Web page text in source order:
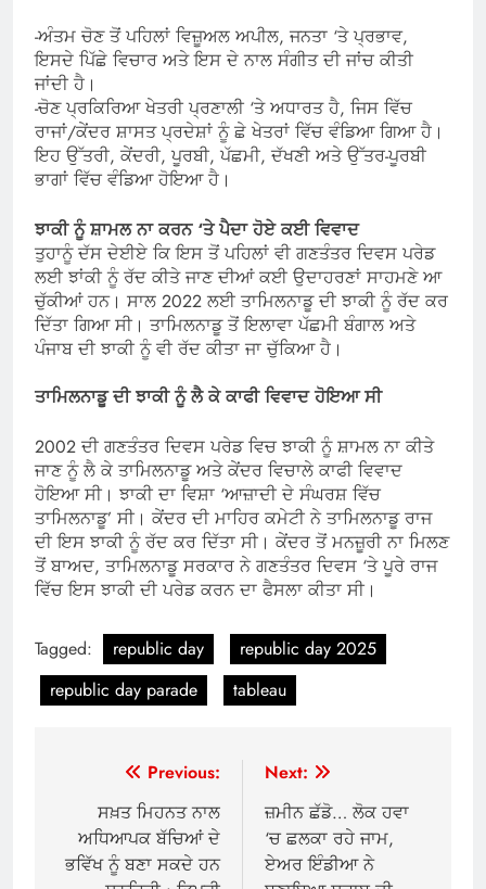
-ਅੰਤਮ ਚੋਣ ਤੋਂ ਪਹਿਲਾਂ ਵਿਜ਼ੂਅਲ ਅਪੀਲ, ਜਨਤਾ ‘ਤੇ ਪ੍ਰਭਾਵ,
ਇਸਦੇ ਪਿੱਛੇ ਵਿਚਾਰ ਅਤੇ ਇਸ ਦੇ ਨਾਲ ਸੰਗੀਤ ਦੀ ਜਾਂਚ ਕੀਤੀ
ਜਾਂਦੀ ਹੈ।
-ਚੋਣ ਪ੍ਰਕਿਰਿਆ ਖੇਤਰੀ ਪ੍ਰਣਾਲੀ ‘ਤੇ ਅਧਾਰਤ ਹੈ, ਜਿਸ ਵਿੱਚ
ਰਾਜਾਂ/ਕੇਂਦਰ ਸ਼ਾਸਤ ਪ੍ਰਦੇਸ਼ਾਂ ਨੂੰ ਛੇ ਖੇਤਰਾਂ ਵਿੱਚ ਵੰਡਿਆ ਗਿਆ ਹੈ।
ਇਹ ਉੱਤਰੀ, ਕੇਂਦਰੀ, ਪੂਰਬੀ, ਪੱਛਮੀ, ਦੱਖਣੀ ਅਤੇ ਉੱਤਰ-ਪੂਰਬੀ
ਭਾਗਾਂ ਵਿੱਚ ਵੰਡਿਆ ਹੋਇਆ ਹੈ।
ਝਾਕੀ ਨੂੰ ਸ਼ਾਮਲ ਨਾ ਕਰਨ ‘ਤੇ ਪੈਦਾ ਹੋਏ ਕਈ ਵਿਵਾਦ
ਤੁਹਾਨੂੰ ਦੱਸ ਦੇਈਏ ਕਿ ਇਸ ਤੋਂ ਪਹਿਲਾਂ ਵੀ ਗਣਤੰਤਰ ਦਿਵਸ ਪਰੇਡ
ਲਈ ਝਾਂਕੀ ਨੂੰ ਰੱਦ ਕੀਤੇ ਜਾਣ ਦੀਆਂ ਕਈ ਉਦਾਹਰਣਾਂ ਸਾਹਮਣੇ ਆ
ਚੁੱਕੀਆਂ ਹਨ। ਸਾਲ 2022 ਲਈ ਤਾਮਿਲਨਾਡੂ ਦੀ ਝਾਕੀ ਨੂੰ ਰੱਦ ਕਰ
ਦਿੱਤਾ ਗਿਆ ਸੀ। ਤਾਮਿਲਨਾਡੂ ਤੋਂ ਇਲਾਵਾ ਪੱਛਮੀ ਬੰਗਾਲ ਅਤੇ
ਪੰਜਾਬ ਦੀ ਝਾਕੀ ਨੂੰ ਵੀ ਰੱਦ ਕੀਤਾ ਜਾ ਚੁੱਕਿਆ ਹੈ।
ਤਾਮਿਲਨਾਡੂ ਦੀ ਝਾਕੀ ਨੂੰ ਲੈ ਕੇ ਕਾਫੀ ਵਿਵਾਦ ਹੋਇਆ ਸੀ
2002 ਦੀ ਗਣਤੰਤਰ ਦਿਵਸ ਪਰੇਡ ਵਿਚ ਝਾਕੀ ਨੂੰ ਸ਼ਾਮਲ ਨਾ ਕੀਤੇ
ਜਾਣ ਨੂੰ ਲੈ ਕੇ ਤਾਮਿਲਨਾਡੂ ਅਤੇ ਕੇਂਦਰ ਵਿਚਾਲੇ ਕਾਫੀ ਵਿਵਾਦ
ਹੋਇਆ ਸੀ। ਝਾਕੀ ਦਾ ਵਿਸ਼ਾ ‘ਆਜ਼ਾਦੀ ਦੇ ਸੰਘਰਸ਼ ਵਿੱਚ
ਤਾਮਿਲਨਾਡੂ’ ਸੀ। ਕੇਂਦਰ ਦੀ ਮਾਹਿਰ ਕਮੇਟੀ ਨੇ ਤਾਮਿਲਨਾਡੂ ਰਾਜ
ਦੀ ਇਸ ਝਾਕੀ ਨੂੰ ਰੱਦ ਕਰ ਦਿੱਤਾ ਸੀ। ਕੇਂਦਰ ਤੋਂ ਮਨਜ਼ੂਰੀ ਨਾ ਮਿਲਣ
ਤੋਂ ਬਾਅਦ, ਤਾਮਿਲਨਾਡੂ ਸਰਕਾਰ ਨੇ ਗਣਤੰਤਰ ਦਿਵਸ ‘ਤੇ ਪੂਰੇ ਰਾਜ
ਵਿੱਚ ਇਸ ਝਾਕੀ ਦੀ ਪਰੇਡ ਕਰਨ ਦਾ ਫੈਸਲਾ ਕੀਤਾ ਸੀ।
Tagged: republic day
republic day 2025
republic day parade
tableau
navigation
Previous:
ਸਖ਼ਤ ਮਿਹਨਤ ਨਾਲ
ਅਧਿਆਪਕ ਬੱਚਿਆਂ ਦੇ
ਭਵਿੱਖ ਨੂੰ ਬਣਾ ਸਕਦੇ ਹਨ
Next:
ਜ਼ਮੀਨ ਛੱਡੋ… ਲੋਕ ਹਵਾ
‘ਚ ਛਲਕਾ ਰਹੇ ਜਾਮ,
ਏਅਰ ਇੰਡੀਆ ਨੇ